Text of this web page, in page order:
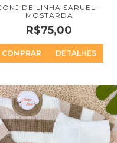
DE LINHA SARUEL -
MOSTARDA
R$75,00
COMPRAR DETALHES